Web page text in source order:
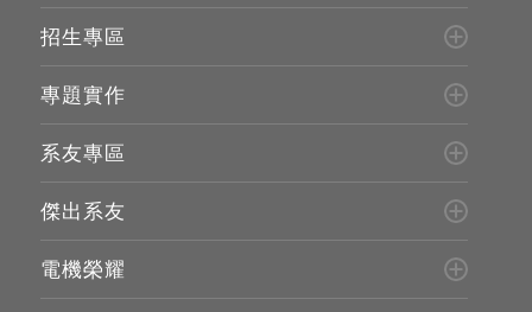
招生專區
專題實作
系友專區
傑出系友
電機榮耀